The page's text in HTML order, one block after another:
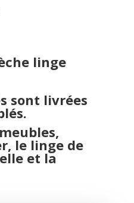
linge
sont livrées
le linge de
et la